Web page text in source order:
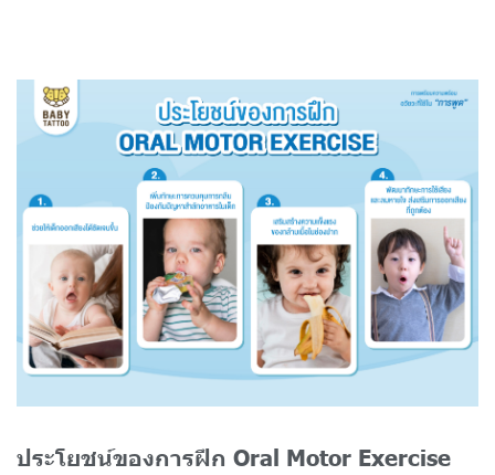
ประโยชน์ของการฝึก Oral Motor Exercise